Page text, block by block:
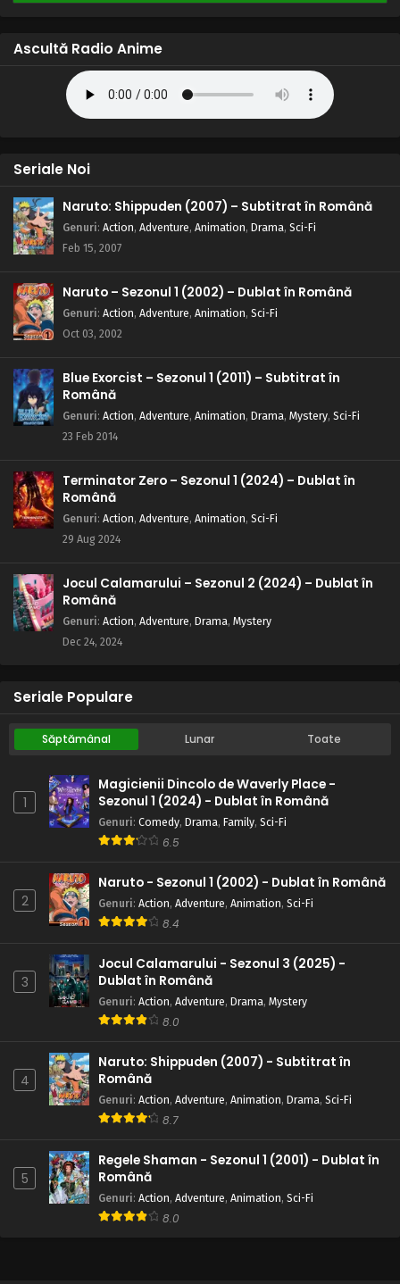
Ascultă Radio Anime
Seriale Noi
Naruto: Shippuden (2007) – Subtitrat în Română
Genuri: Action, Adventure, Animation, Drama, Sci-Fi
Feb 15, 2007
Naruto – Sezonul 1 (2002) – Dublat în Română
Genuri: Action, Adventure, Animation, Sci-Fi
Oct 03, 2002
Blue Exorcist – Sezonul 1 (2011) – Subtitrat în
Română
Genuri: Action, Adventure, Animation, Drama, Mystery, Sci-Fi
23 Feb 2014
Terminator Zero – Sezonul 1 (2024) – Dublat în
Română
Genuri: Action, Adventure, Animation, Sci-Fi
29 Aug 2024
Jocul Calamarului – Sezonul 2 (2024) – Dublat în
Română
Genuri: Action, Adventure, Drama, Mystery
Dec 24, 2024
Seriale Populare
Săptămânal Lunar Toate
1
Magicienii Dincolo de Waverly Place -
Sezonul 1 (2024) - Dublat în Română
Genuri: Comedy, Drama, Family, Sci-Fi
6.5
2
Naruto - Sezonul 1 (2002) - Dublat în Română
Genuri: Action, Adventure, Animation, Sci-Fi
8.4
3
Jocul Calamarului - Sezonul 3 (2025) -
Dublat în Română
Genuri: Action, Adventure, Drama, Mystery
8.0
4
Naruto: Shippuden (2007) - Subtitrat în
Română
Genuri: Action, Adventure, Animation, Drama, Sci-Fi
8.7
5
Regele Shaman - Sezonul 1 (2001) - Dublat în
Română
Genuri: Action, Adventure, Animation, Sci-Fi
8.0